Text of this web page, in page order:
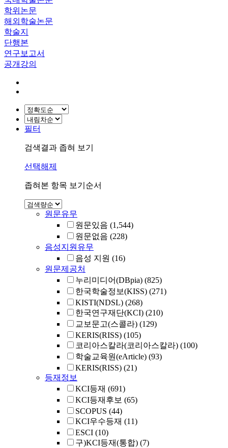
학위논문
해외학술논문
학술지
단행본
연구보고서
공개강의
필터
검색결과 좁혀 보기
선택해제
좁혀본 항목 보기순서
원문유무
원문있음 (1,544)
원문없음 (228)
음성지원유무
음성 지원 (16)
원문제공처
누리미디어(DBpia) (825)
한국학술정보(KISS) (271)
KISTI(NDSL) (268)
한국연구재단(KCI) (210)
교보문고(스콜라) (129)
KERIS(RISS) (105)
코리아스칼라(코리아스칼라) (100)
학술교육원(eArticle) (93)
KERIS(RISS) (21)
등재정보
KCI등재 (691)
KCI등재후보 (65)
SCOPUS (44)
KCI우수등재 (11)
ESCI (10)
구)KCI등재(통합) (7)